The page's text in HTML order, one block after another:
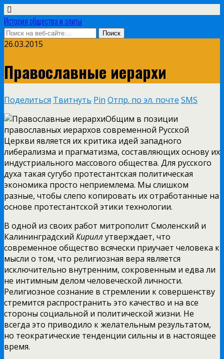
История общества и элиты
26.03.2015
Православные иерархи
Поделиться Твитнуть Pin Отпр. по эл. почте SMS
Общим в позиции
православных иерархов современной Русской
Церкви является их критика идей западного
либерализма и прагматизма, составляющих основу их
индустриального массового общества. Для русского
духа такая сугубо протестантская политическая
экономика просто неприемлема. Мы слишком
разные, чтобы слепо копировать их отработанные на
основе протестантской этики технологии.
В одной из своих работ митрополит Смоленский и
Калининградский Кирилл утверждает, что
современное общество всячески приучает человека к
мысли о том, что религиозная вера является
исключительно внутренним, сокровенным и едва ли
не интимным делом человеческой личности.
Религиозное сознание в стремлении к совершенству
стремится распространить это качество и на все
стороны социальной и политической жизни. Не
всегда это приводило к желательным результатом,
но теократические тенденции сильны и в настоящее
время.